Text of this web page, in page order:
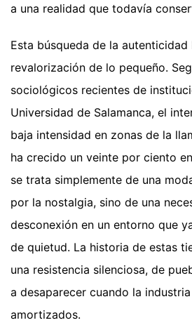
a una realidad que todavía
Esta búsqueda de la autenticidad
revalorización de lo pequeño.
sociológicos recientes de
Universidad de Salamanca, el
baja intensidad en zonas de la
ha crecido un veinte por ciento
se trata simplemente de una
por la nostalgia, sino de una
desconexión en un entorno que
de quietud. La historia de estas
una resistencia silenciosa, de
a desaparecer cuando la
amortizados.